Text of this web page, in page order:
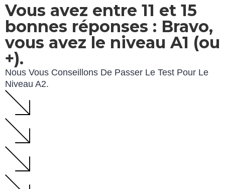
Vous avez entre 11 et 15
bonnes réponses : Bravo,
vous avez le niveau A1 (ou
+).
Nous Vous Conseillons De Passer Le Test Pour Le
Niveau A2.